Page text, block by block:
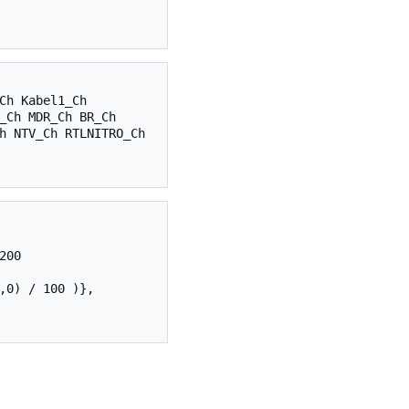
Kabel1_Ch
MDR_Ch BR_Ch
NTV_Ch RTLNITRO_Ch
/ 100 )},